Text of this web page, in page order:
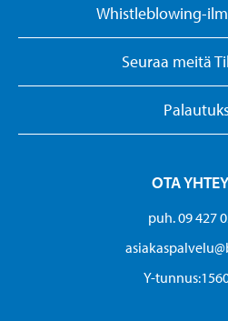
Whistleblowing-
Seuraa meitä
OTA
puh. 09 427
Y-